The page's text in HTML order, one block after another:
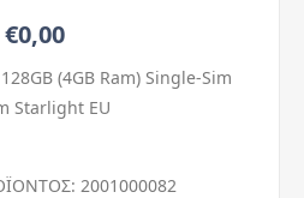
€0,00
(4GB Ram) Single-Sim
Starlight EU
2001000082